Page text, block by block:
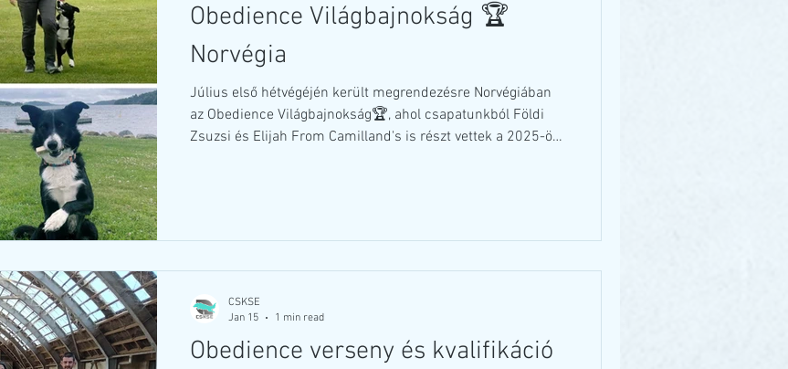
Obedience Világbajnokság 🏆
Norvégia
Július első hétvégéjén került megrendezésre Norvégiában
az Obedience Világbajnokság🏆, ahol csapatunkból Földi
Zsuzsi és Elijah From Camilland's is részt vettek a 2025-ös
el. Összesen a 114 indulóból 46. helyen végeztek a 4.
világbajnokságukon. 🏅 Szívbő
Obedience verseny és kvalifikáció
CSKSE
Jan 15
1 min read